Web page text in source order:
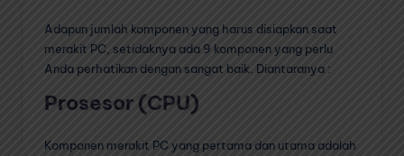
Adapun jumlah komponen yang harus disiapkan saat
merakit PC, setidaknya ada 9 komponen yang perlu
Anda perhatikan dengan sangat baik. Diantaranya :
Prosesor (CPU)
Komponen merakit PC yang pertama dan utama adalah